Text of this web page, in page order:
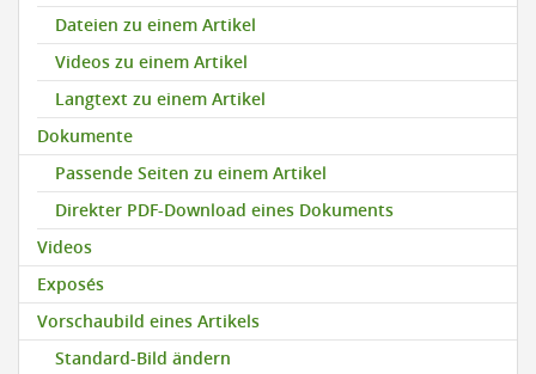
Dateien zu einem Artikel
Videos zu einem Artikel
Langtext zu einem Artikel
Dokumente
Passende Seiten zu einem Artikel
Direkter PDF-Download eines Dokuments
Videos
Exposés
Vorschaubild eines Artikels
Standard-Bild ändern